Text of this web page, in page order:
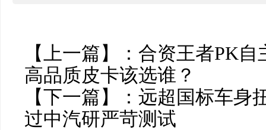
【上一篇】： 合资王者PK自
高品质皮卡该选谁？
【下一篇】： 远超国标车身
过中汽研严苛测试